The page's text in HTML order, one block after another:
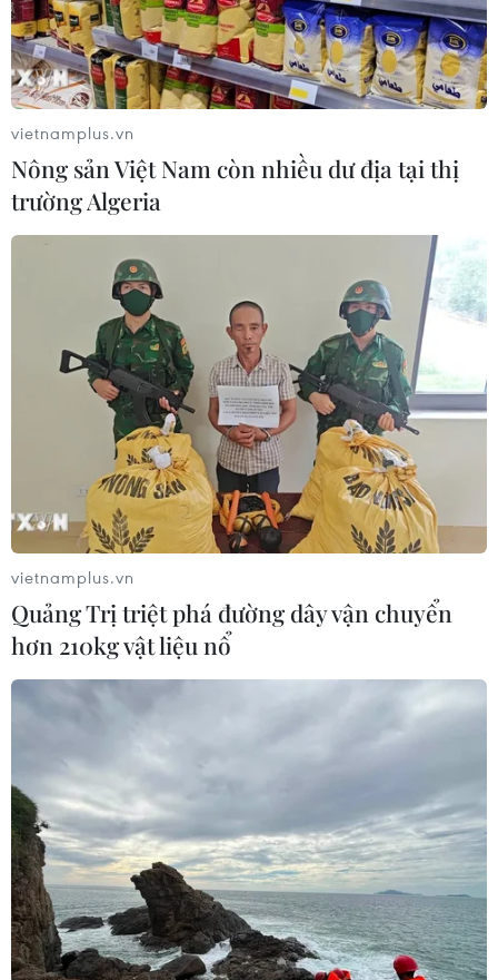
Hơn 1.800 đặc sản, nông sản an toàn các
vùng miền sẽ đổ bộ về Thủ đô
04/10/2016 10:09
Tuần lễ nhận diện nông sản thực phẩm an toàn Việt tại
Hà Nội sẽ diễn ra từ ngày 12/10-17/10 bao gồm 142
điểm với hơn 1.800 sản phẩm nông sản thực phẩm an
toàn, đặc sản vùng miền.
Hội chợ “Thực phẩm-Nông sản sạch” thu
hút người tiêu dùng Thủ đô
vietnamplus.vn
Nông sản Việt Nam còn nhiều dư địa tại thị
trường Algeria
vietnamplus.vn
Quảng Trị triệt phá đường dây vận chuyển
hơn 210kg vật liệu nổ